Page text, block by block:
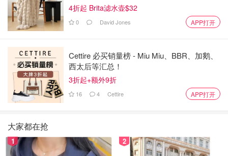
4折起 Brita滤水壶$32
0 David Jones APP打开
Cettire 必买销量榜 - Miu Miu、BBR、加鹅、
西太后等汇总！
3折起+额外9折
16 4 Cettire APP打开
大家都在抢
1 2